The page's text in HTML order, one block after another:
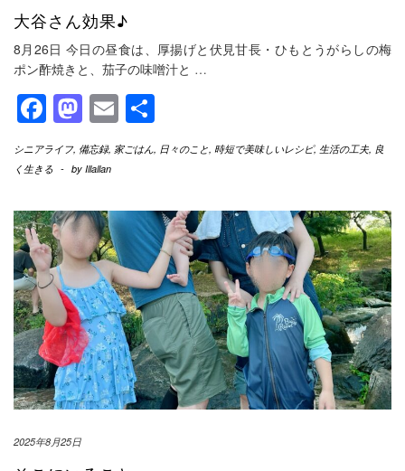
大谷さん効果♪
8月26日 今日の昼食は、厚揚げと伏見甘長・ひもとうがらしの梅
ポン酢焼きと、茄子の味噌汁と …
Facebook
Mastodon
Email
有
シニアライフ, 備忘録, 家ごはん, 日々のこと, 時短で美味しいレシピ, 生活の工夫, 良
く生きる - by Illallan
2025年8月25日